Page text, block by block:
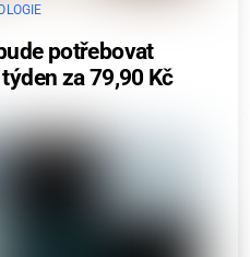
potřebovat
za 79,90 Kč